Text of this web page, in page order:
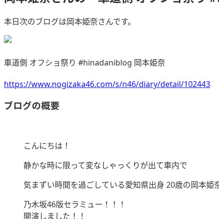
本日次のブログは岡本姫奈さんです。
車道側 オフショ祭り #hinadaniblog 岡本姫奈
https://www.nogizaka46.com/s/n46/diary/detail/102443
ブログの概要
こんにちは！
静かな時に限って変なしゃっくりが出て車内で
気まずい時間を過ごしている愛知県出身 20歳の岡本姫
乃木坂46版セラミュー！！！
開演しました！！